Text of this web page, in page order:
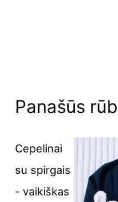
Panašūs
Cepelinai
su spirgais
- vaikiškas